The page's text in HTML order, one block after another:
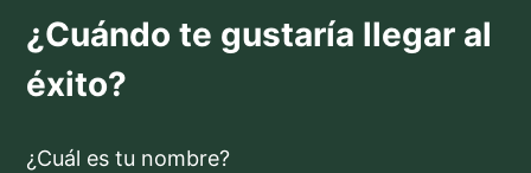
¿Cuándo te gustaría llegar al
éxito?
¿Cuál es tu nombre?